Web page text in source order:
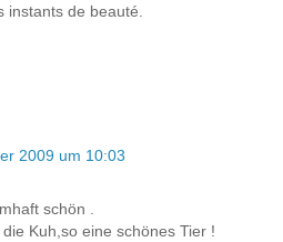
instants de beauté.
2009 um 10:03
schön .
Kuh,so eine schönes Tier !